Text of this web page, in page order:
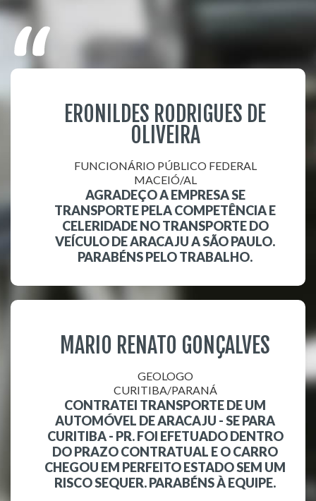
ERONILDES RODRIGUES DE
OLIVEIRA
FUNCIONÁRIO PÚBLICO FEDERAL
MACEIÓ/AL
AGRADEÇO A EMPRESA SE
TRANSPORTE PELA COMPETÊNCIA E
CELERIDADE NO TRANSPORTE DO
VEÍCULO DE ARACAJU A SÃO PAULO.
PARABÉNS PELO TRABALHO.
MARIO RENATO GONÇALVES
GEOLOGO
CURITIBA/PARANÁ
CONTRATEI TRANSPORTE DE UM
AUTOMÓVEL DE ARACAJU - SE PARA
CURITIBA - PR. FOI EFETUADO DENTRO
DO PRAZO CONTRATUAL E O CARRO
CHEGOU EM PERFEITO ESTADO SEM UM
RISCO SEQUER. PARABÉNS À EQUIPE.